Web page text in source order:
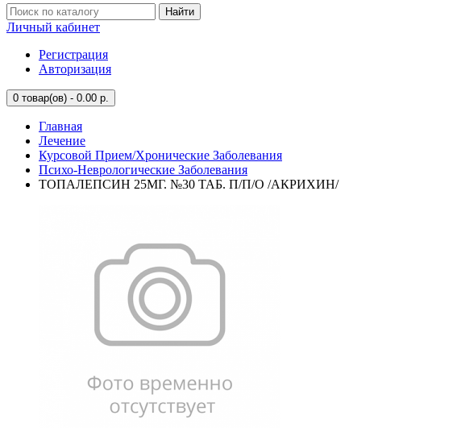
Найти
Личный кабинет
Регистрация
Авторизация
0 товар(ов) - 0.00 р.
Главная
Лечение
Курсовой Прием/Хронические Заболевания
Психо-Неврологические Заболевания
ТОПАЛЕПСИН 25МГ. №30 ТАБ. П/П/О /АКРИХИН/